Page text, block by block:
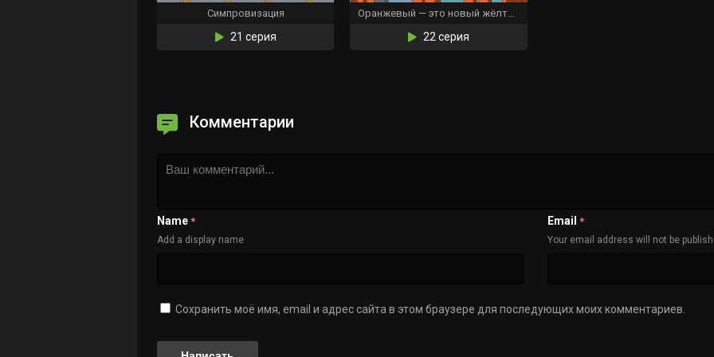
Симпровизация
21 серия 22 серия
Комментарии
Name *
Add a display name
Email *
Your email address will not be
Сохранить моё имя, email и адрес сайта в этом браузере для последующих моих комментариев.